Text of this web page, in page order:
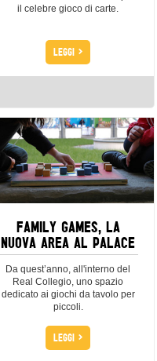
il celebre gioco di carte.
LEGGI >
FAMILY GAMES, LA
NUOVA AREA AL PALACE
Da quest’anno, all'interno del
Real Collegio, uno spazio
dedicato ai giochi da tavolo per
piccoli.
LEGGI >